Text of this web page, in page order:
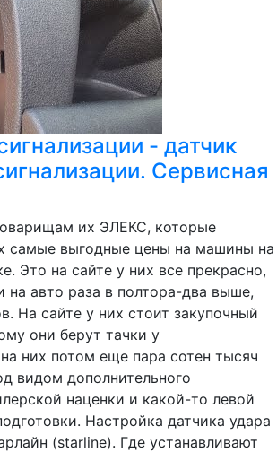
- датчик
Сервисная
их ЭЛЕКС, которые
самые выгодные цены на машины на
Это на сайте у них все прекрасно,
на авто раза в полтора-два выше,
На сайте у них стоит закупочный
они берут тачки у
них потом еще пара сотен тысяч
видом дополнительного
наценки и какой-то левой
Настройка датчика удара
(starline). Где устанавливают